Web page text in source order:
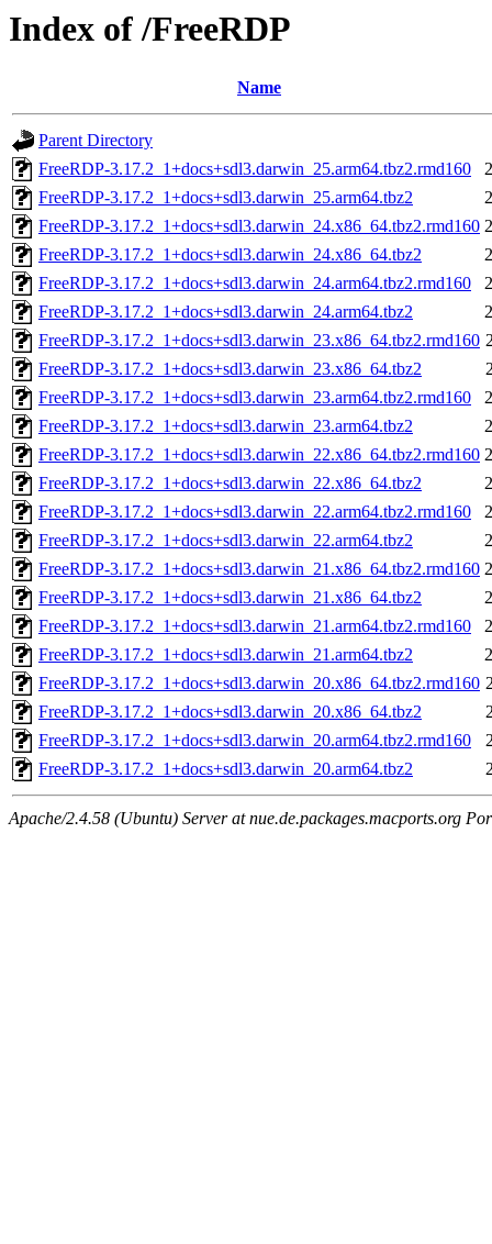
Index of /FreeRDP
Name
Parent Directory
FreeRDP-3.17.2_1+docs+sdl3.darwin_25.arm64.tbz2.rmd160
FreeRDP-3.17.2_1+docs+sdl3.darwin_25.arm64.tbz2
FreeRDP-3.17.2_1+docs+sdl3.darwin_24.x86_64.tbz2.rmd160
FreeRDP-3.17.2_1+docs+sdl3.darwin_24.x86_64.tbz2
FreeRDP-3.17.2_1+docs+sdl3.darwin_24.arm64.tbz2.rmd160
FreeRDP-3.17.2_1+docs+sdl3.darwin_24.arm64.tbz2
FreeRDP-3.17.2_1+docs+sdl3.darwin_23.x86_64.tbz2.rmd160
FreeRDP-3.17.2_1+docs+sdl3.darwin_23.x86_64.tbz2
FreeRDP-3.17.2_1+docs+sdl3.darwin_23.arm64.tbz2.rmd160
FreeRDP-3.17.2_1+docs+sdl3.darwin_23.arm64.tbz2
FreeRDP-3.17.2_1+docs+sdl3.darwin_22.x86_64.tbz2.rmd160
FreeRDP-3.17.2_1+docs+sdl3.darwin_22.x86_64.tbz2
FreeRDP-3.17.2_1+docs+sdl3.darwin_22.arm64.tbz2.rmd160
FreeRDP-3.17.2_1+docs+sdl3.darwin_22.arm64.tbz2
FreeRDP-3.17.2_1+docs+sdl3.darwin_21.x86_64.tbz2.rmd160
FreeRDP-3.17.2_1+docs+sdl3.darwin_21.x86_64.tbz2
FreeRDP-3.17.2_1+docs+sdl3.darwin_21.arm64.tbz2.rmd160
FreeRDP-3.17.2_1+docs+sdl3.darwin_21.arm64.tbz2
FreeRDP-3.17.2_1+docs+sdl3.darwin_20.x86_64.tbz2.rmd160
FreeRDP-3.17.2_1+docs+sdl3.darwin_20.x86_64.tbz2
FreeRDP-3.17.2_1+docs+sdl3.darwin_20.arm64.tbz2.rmd160
FreeRDP-3.17.2_1+docs+sdl3.darwin_20.arm64.tbz2
Apache/2.4.58 (Ubuntu) Server at nue.de.packages.macports.org